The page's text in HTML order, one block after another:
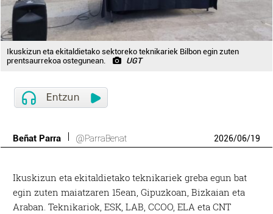
Ikuskizun eta ekitaldietako sektoreko teknikariek Bilbon egin zuten
prentsaurrekoa ostegunean.
UGT
Beñat Parra @ParraBenat 2026/06/19
Ikuskizun eta ekitaldietako teknikariek greba egun bat
egin zuten maiatzaren 15ean, Gipuzkoan, Bizkaian eta
Araban. Teknikariok, ESK, LAB, CCOO, ELA eta CNT